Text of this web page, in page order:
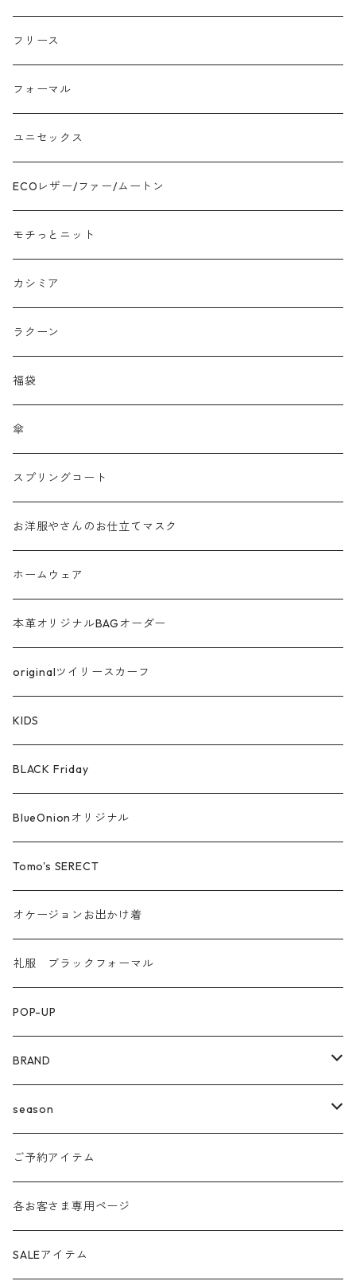
モヘア
モチッとニット
ツイード
ジャガード
接触冷感
プリント柄物
刺繍レース
メッシュ
チュール
フリンジ フェザー
シャギー
ラメ
サテン
綿ローン
シルケットコットン
ファー ムートン
汗染み防止
フリース
フォーマル
ユニセックス
ECOレザー/ファー/ムートン
モチっとニット
カシミア
ラクーン
福袋
傘
スプリングコート
お洋服やさんのお仕立てマスク
ホームウェア
本革オリジナルBAGオーダー
originalツイリースカーフ
KIDS
BLACK Friday
BlueOnionオリジナル
Tomo's SERECT
オケージョンお出かけ着
礼服 ブラックフォーマル
POP-UP
BRAND
agnost
amo
anana
ante aciem
season
24ss
24aw
25ss
ご予約アイテム
各お客さま専用ページ
SALEアイテム